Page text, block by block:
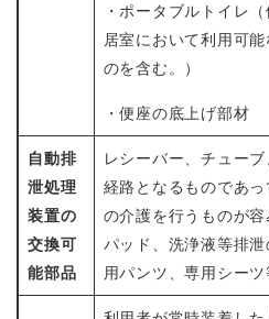
・ポータブルトイレ
居室において利用可
のを含む。）
・便座の底上げ部材
自動排
泄処理
装置の
交換可
能部品
レシーバー、チュー
経路となるものであ
の介護を行うものが
パッド、洗浄液等排
用パンツ、専用シーツ